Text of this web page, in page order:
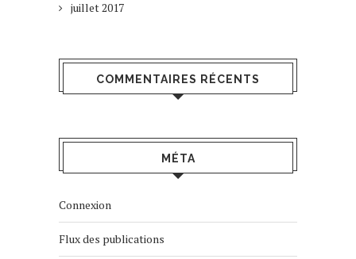
juillet 2017
COMMENTAIRES RÉCENTS
MÉTA
Connexion
Flux des publications